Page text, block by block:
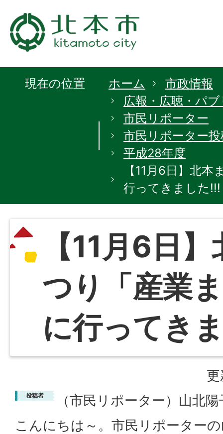
現在の位置 ホーム
市政情報
広報・広聴・パ
市民リポーター
市民リポーター
平成28年度
【11月6日】北
行ってきました!!!
【11月6日
つり「産業
に行ってき
（市民リポーター）山北
こんにちは～。市民リポーター